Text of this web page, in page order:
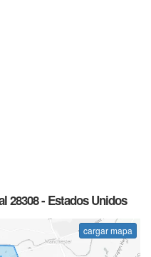
28308 - Estados Unidos
cargar mapa